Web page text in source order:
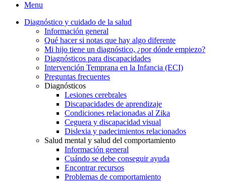
Menu
Diagnóstico y cuidado de la salud
Información general
Qué hacer si notas que hay algo diferente
Mi hijo tiene un diagnóstico, ¿por dónde empiezo?
Diagnósticos para discapacidades
Intervención Temprana en la Infancia (ECI)
Preguntas frecuentes
Diagnósticos
Lesiones cerebrales
Discapacidades de aprendizaje
Condiciones relacionadas al Zika
Ceguera y discapacidad visual
Dislexia y padecimientos relacionados
Salud mental y salud del comportamiento
Información general
Cuándo se debe conseguir ayuda
Encontrar recursos
Problemas de comportamiento